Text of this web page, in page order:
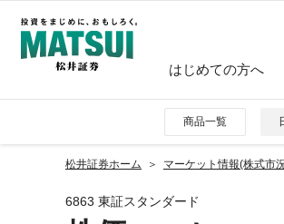
はじめての方へ
商品一覧
松井証券ホーム マーケット情報(株式市
6863 東証スタンダード